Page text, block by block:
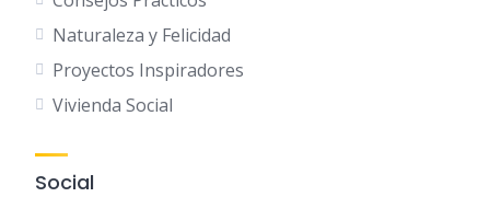
Naturaleza y Felicidad
Proyectos Inspiradores
Vivienda Social
Social